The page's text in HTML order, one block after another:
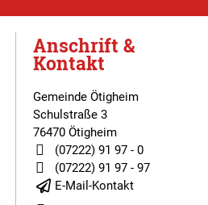
Anschrift &
Kontakt
Gemeinde Ötigheim
Schulstraße 3
76470 Ötigheim
(07222) 91 97 - 0
(07222) 91 97 - 97
E-Mail-Kontakt